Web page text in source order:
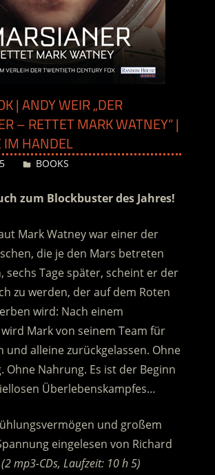
| ANDY WEIR „DER
– RETTET MARK WATNEY“ |
IM HANDEL
Desiree
BOOKS
zum Blockbuster des Jahres!
Mark Watney war einer der
die je den Mars betreten
sechs Tage später, scheint er der
zu werden, der auf dem Roten
wird: Nach einem
Mark von seinem Team für
und alleine zurückgelassen. Ohne
Ohne Nahrung. Es ist der Beginn
Überlebenskampfes…
und großem
eingelesen von Richard
(2 mp3-CDs, Laufzeit: 10 h 5)